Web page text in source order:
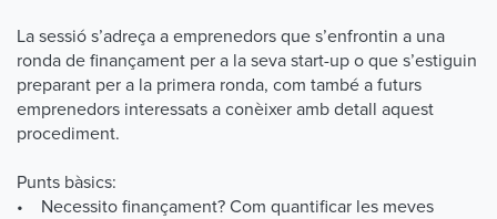
La sessió s’adreça a emprenedors que s’enfrontin a una
ronda de finançament per a la seva start-up o que s’estiguin
preparant per a la primera ronda, com també a futurs
emprenedors interessats a conèixer amb detall aquest
procediment.
Punts bàsics:
• Necessito finançament? Com quantificar les meves